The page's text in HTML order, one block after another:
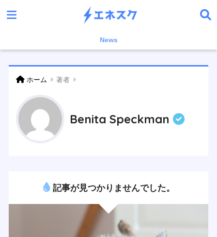
News
ホーム 著者
Benita Speckman
記事が見つかりませんでした。